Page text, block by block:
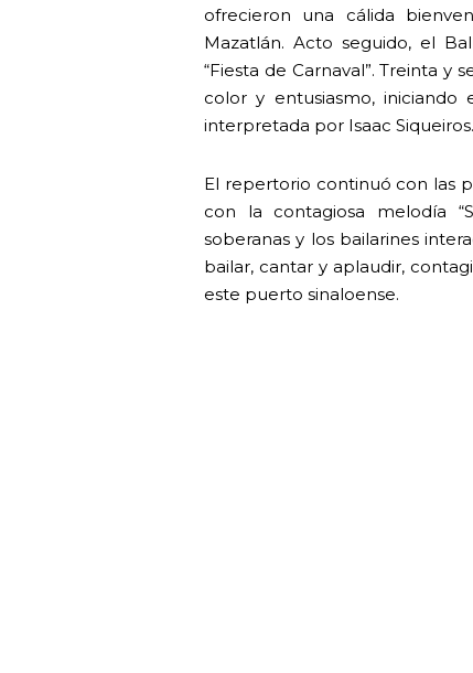
ofrecieron una cálida
Mazatlán. Acto seguido, el
“Fiesta de Carnaval”. Treinta y
color y entusiasmo,
interpretada por Isaac Siqueiros.
El repertorio continuó con las
con la contagiosa melodía
soberanas y los bailarines
bailar, cantar y aplaudir,
este puerto sinaloense.